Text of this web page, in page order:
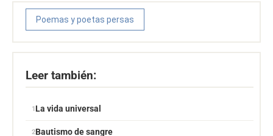
Poemas y poetas persas
Leer también:
La vida universal
Bautismo de sangre